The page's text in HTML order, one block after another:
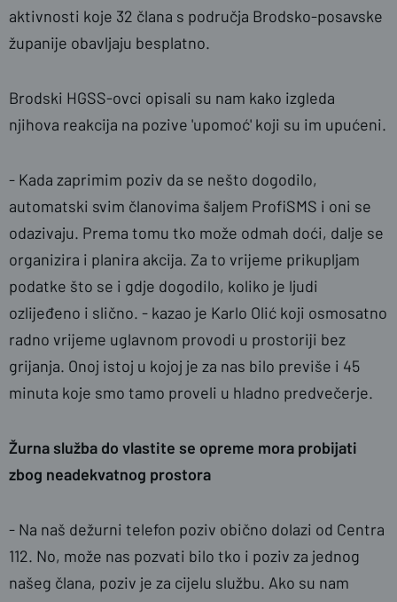
aktivnosti koje 32 člana s područja Brodsko-posavske
županije obavljaju besplatno.
Brodski HGSS-ovci opisali su nam kako izgleda
njihova reakcija na pozive 'upomoć' koji su im upućeni.
- Kada zaprimim poziv da se nešto dogodilo,
automatski svim članovima šaljem ProfiSMS i oni se
odazivaju. Prema tomu tko može odmah doći, dalje se
organizira i planira akcija. Za to vrijeme prikupljam
podatke što se i gdje dogodilo, koliko je ljudi
ozlijeđeno i slično. - kazao je Karlo Olić koji osmosatno
radno vrijeme uglavnom provodi u prostoriji bez
grijanja. Onoj istoj u kojoj je za nas bilo previše i 45
minuta koje smo tamo proveli u hladno predvečerje.
Žurna služba do vlastite se opreme mora probijati
zbog neadekvatnog prostora
- Na naš dežurni telefon poziv obično dolazi od Centra
112. No, može nas pozvati bilo tko i poziv za jednog
našeg člana, poziv je za cijelu službu. Ako su nam